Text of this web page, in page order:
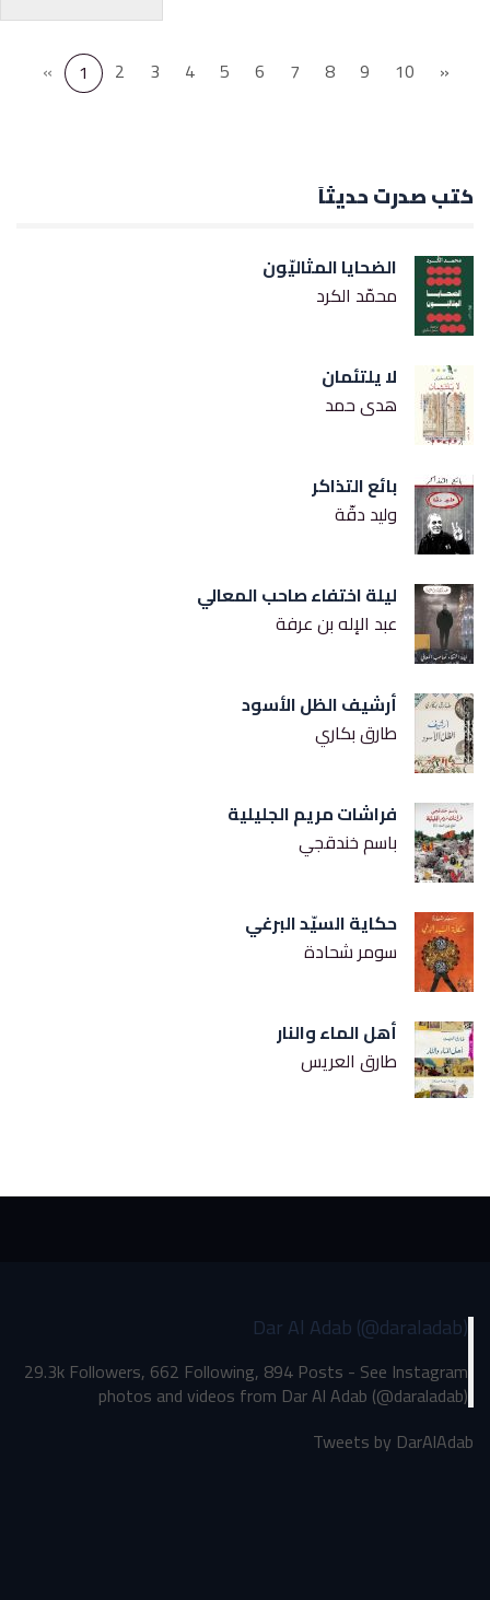
« 1 2 3 4 5 6 7 8 9 10 »
كتب صدرت حديثاً
الضحايا المثاليّون
محمّد الكرد
لا يلتئمان
هدى حمد
بائع التذاكر
وليد دقّة
ليلة اختفاء صاحب المعالي
عبد الإله بن عرفة
أرشيف الظل الأسود
طارق بكاري
فراشات مريم الجليلية
باسم خندقجي
حكاية السيّد البرغي
سومر شحادة
أهل الماء والنار
طارق العريس
Dar Al Adab (@daraladab)
29.3k Followers, 662 Following, 894 Posts - See Instagram
photos and videos from Dar Al Adab (@daraladab)
Tweets by DarAlAdab